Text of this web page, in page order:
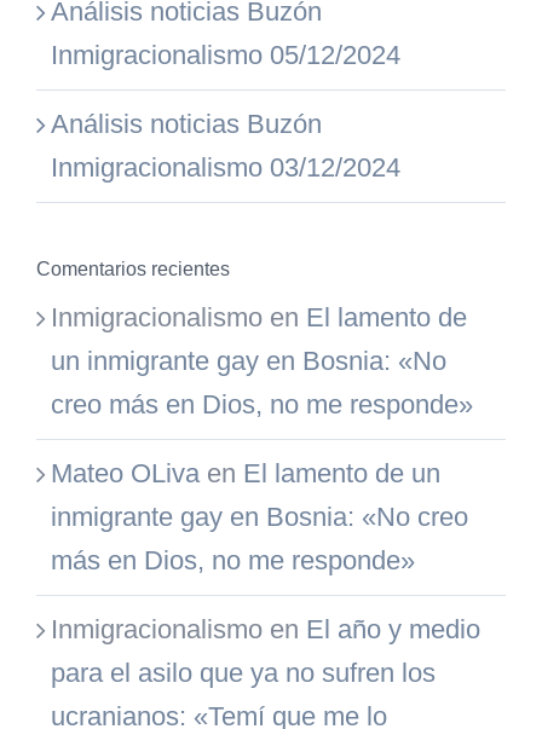
Análisis noticias Buzón
Inmigracionalismo 05/12/2024
Análisis noticias Buzón
Inmigracionalismo 03/12/2024
Comentarios recientes
Inmigracionalismo en El lamento de
un inmigrante gay en Bosnia: «No
creo más en Dios, no me responde»
Mateo OLiva en El lamento de un
inmigrante gay en Bosnia: «No creo
más en Dios, no me responde»
Inmigracionalismo en El año y medio
para el asilo que ya no sufren los
ucranianos: «Temí que me lo